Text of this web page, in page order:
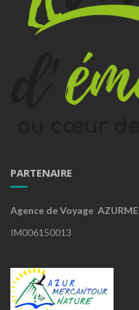
PARTENAIRE
Agence de Voyage
IM006150013